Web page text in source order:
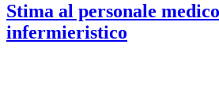
Stima al personale
infermieristico